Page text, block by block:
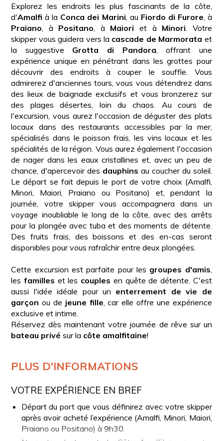
Explorez les endroits les plus fascinants de la côte,
d'Amalfi à la Conca dei Marini , au Fiordo di Furore , à
Praiano , à Positano , à Maiori et à Minori . Votre
skipper vous guidera vers la cascade de Marmorata et
la suggestive Grotta di Pandora , offrant une
expérience unique en pénétrant dans les grottes pour
découvrir des endroits à couper le souffle. Vous
admirerez d'anciennes tours, vous vous détendrez dans
des lieux de baignade exclusifs et vous bronzerez sur
des plages désertes, loin du chaos. Au cours de
l'excursion, vous aurez l'occasion de déguster des plats
locaux dans des restaurants accessibles par la mer,
spécialisés dans le poisson frais, les vins locaux et les
spécialités de la région. Vous aurez également l'occasion
de nager dans les eaux cristallines et, avec un peu de
chance, d'apercevoir des dauphins au coucher du soleil.
Le départ se fait depuis le port de votre choix (Amalfi,
Minori, Maiori, Praiano ou Positano) et, pendant la
journée, votre skipper vous accompagnera dans un
voyage inoubliable le long de la côte, avec des arrêts
pour la plongée avec tuba et des moments de détente.
Des fruits frais, des boissons et des en-cas seront
disponibles pour vous rafraîchir entre deux plongées.
Cette excursion est parfaite pour les groupes d'amis
lesfamilles et les couples en quête de détente. C'est
aussi l'idée idéale pour un enterrement de vie de
garçon ou de jeune fille , car elle offre une expérience
exclusive et intime.
Réservez dès maintenant votre journée de rêve sur un
bateau privé sur la côte amalfitaine!
PLUS D'INFORMATIONS
VOTRE EXPÉRIENCE EN BREF
Départ du port que vous définirez avec votre skipper
après avoir acheté l’expérience (Amalfi, Minori, Maiori,
Praiano ou Positano) à 9h30.